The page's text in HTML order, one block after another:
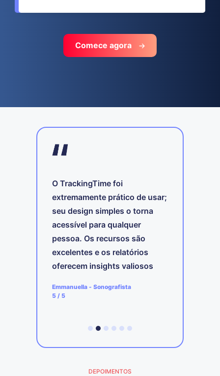
Comece agora
O TrackingTime foi
extremamente prático de usar;
seu design simples o torna
acessível para qualquer
pessoa. Os recursos são
excelentes e os relatórios
oferecem insights valiosos
produtividade.
Emmanuella - Sonografista
5 / 5
DEPOIMENTOS